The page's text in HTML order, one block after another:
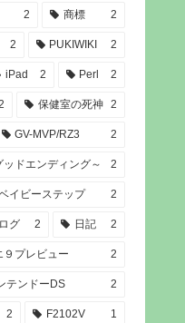
2 商標 2
2 PUKIWIKI 2
iPad 2 Perl 2
保健室の死神 2
GV-MVP/RZ3 2
ッドエンディング～ 2
イビーステップ 2
グ 2 日記 2
９プレビュー 2
テンドーDS 2
2 F2102V 1